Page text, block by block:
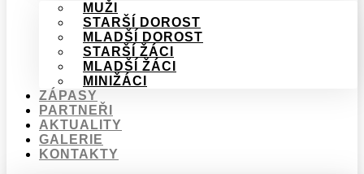
MUŽI
STARŠÍ DOROST
MLADŠÍ DOROST
STARŠÍ ŽÁCI
MLADŠÍ ŽÁCI
MINIŽÁCI
ZÁPASY
PARTNEŘI
AKTUALITY
GALERIE
KONTAKTY